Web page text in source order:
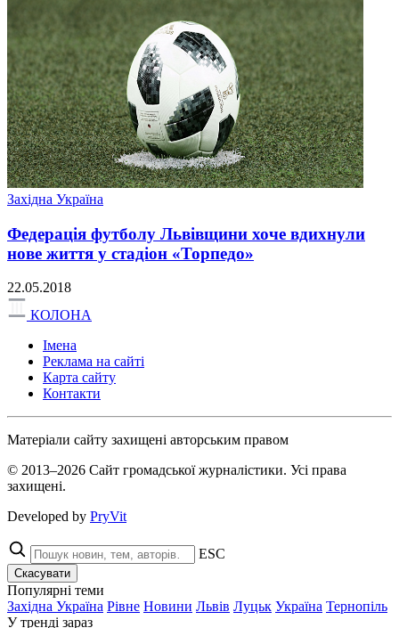
Західна Україна
Федерація футболу Львівщини хоче вдихнули
нове життя у стадіон «Торпедо»
22.05.2018
КОЛОНА
Імена
Реклама на сайті
Карта сайту
Контакти
Матеріали сайту захищені авторським правом
© 2013–2026 Сайт громадської журналістики. Усі права
захищені.
Developed by PryVit
ESC
Скасувати
Популярні теми
Західна Україна Рівне Новини Львів Луцьк Україна Тернопіль
У тренді зараз